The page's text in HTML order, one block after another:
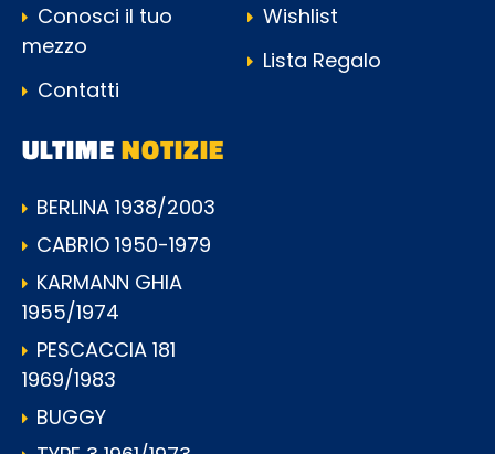
Conosci il tuo
mezzo
Contatti
Wishlist
Lista Regalo
ULTIMENOTIZIE
BERLINA 1938/2003
CABRIO 1950-1979
KARMANN GHIA
1955/1974
PESCACCIA 181
1969/1983
BUGGY